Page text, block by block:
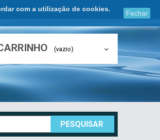
com a utilização de cookies.
Fechar
(vazio)
PESQUISAR